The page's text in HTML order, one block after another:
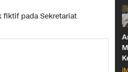
fiktif pada Sekretariat